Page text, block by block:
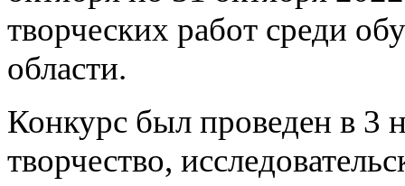
творческих работ среди
области.
Конкурс был проведен в 3
творчество,